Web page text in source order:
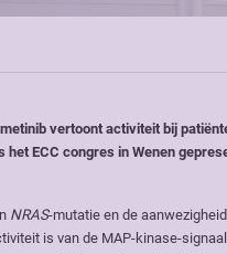
vertoont activiteit bij
ECC congres in Wenen
NRAS-mutatie en de
is van de MAP-kinase-